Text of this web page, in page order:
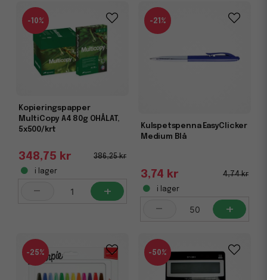
Kopieringspapper
MultiCopy A4 80g OHÅLAT,
5x500/krt
386,25 kr
348,75 kr
i lager
- +
-10%
Kulspetspenna EasyClicker
Medium Blå
4,74 kr
3,74 kr
i lager
- +
-21%
-25% -50%